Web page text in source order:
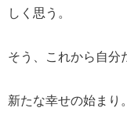
しく思う。
そう、これから自分
新たな幸せの始まり。